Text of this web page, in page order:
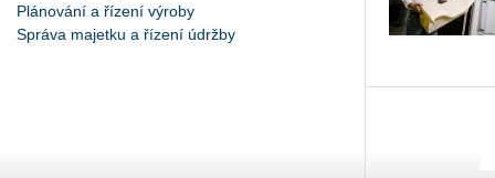
Plánování a řízení výroby
Správa majetku a řízení údržby